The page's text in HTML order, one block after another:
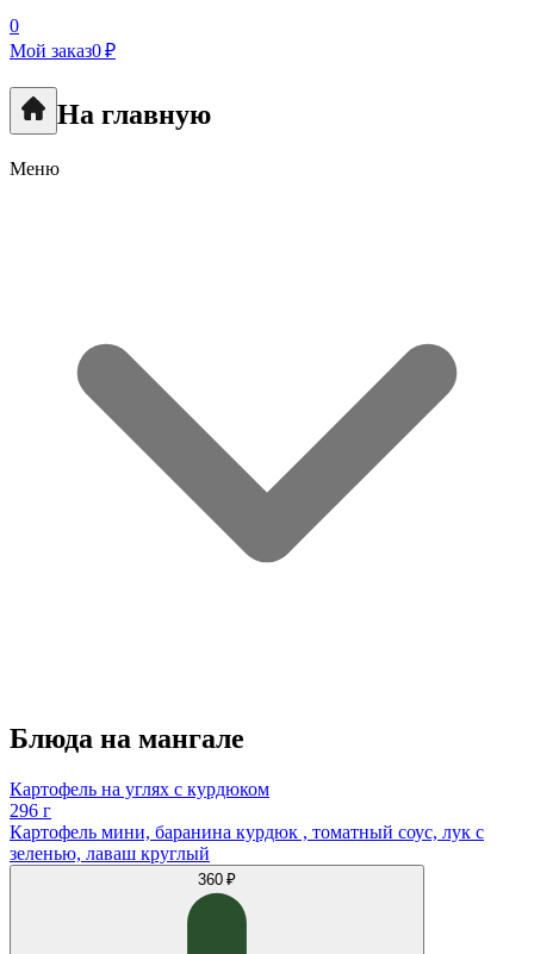
0
Мой заказ0 ₽
На главную
Меню
Блюда на мангале
Картофель на углях с курдюком
296 г
Картофель мини, баранина курдюк , томатный соус, лук с
зеленью, лаваш круглый
360 ₽